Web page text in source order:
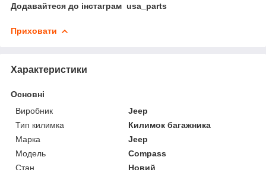
Додавайтеся до інстаграм usa_parts
Приховати
Характеристики
Основні
Виробник
Jeep
Тип килимка
Килимок багажника
Марка
Jeep
Модель
Compass
Стан
Новий